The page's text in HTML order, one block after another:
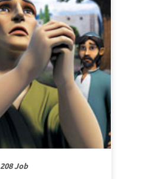
vos digo, de todos os
é maior do que João
a menor pessoa no
do que ele!Mateus 11:11
208 Job